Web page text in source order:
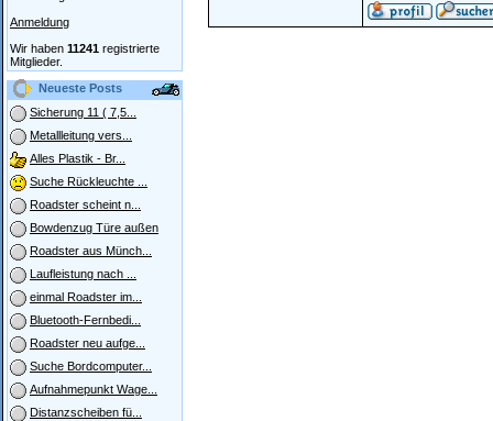
Anmeldung
Wir haben 11241 registrierte
Mitglieder.
Neueste Posts
Sicherung 11 ( 7,5...
Metallleitung vers...
Alles Plastik - Br...
Suche Rückleuchte ...
Roadster scheint n...
Bowdenzug Türe außen
Roadster aus Münch...
Laufleistung nach ...
einmal Roadster im...
Bluetooth-Fernbedi...
Roadster neu aufge...
Suche Bordcomputer...
Aufnahmepunkt Wage...
Distanzscheiben fü...